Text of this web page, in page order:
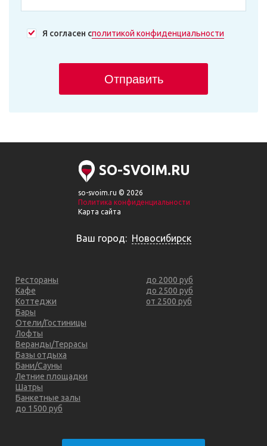
Я согласен сполитикой конфиденциальности
Отправить
SO-SVOIM.RU
so-svoim.ru © 2026
Политика конфиденциальности
Карта сайта
Ваш город: Новосибирск
Рестораны
Кафе
Коттеджи
Бары
Отели/Гостиницы
Лофты
Веранды/Террасы
Базы отдыха
Бани/Сауны
Летние площадки
Шатры
Банкетные залы
до 1500 руб
до 2000 руб
до 2500 руб
от 2500 руб